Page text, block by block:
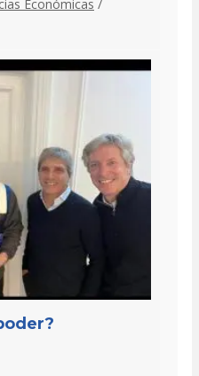
Económicas /